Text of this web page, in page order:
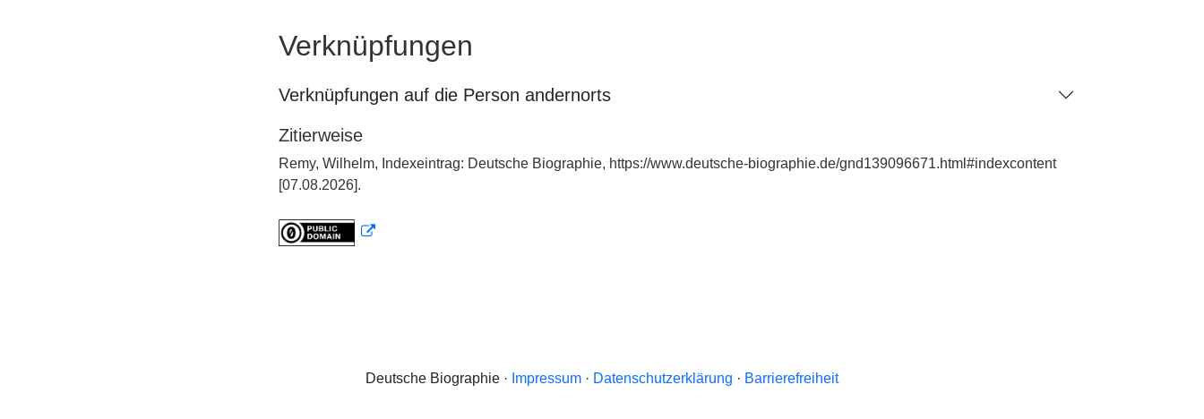
Verknüpfungen
Verknüpfungen auf die Person andernorts
Zitierweise
Remy, Wilhelm, Indexeintrag: Deutsche Biographie, https://www.deutsche-biographie.de/gnd139096671.html#indexcontent
[07.08.2026].
Deutsche Biographie · Impressum · Datenschutzerklärung · Barrierefreiheit